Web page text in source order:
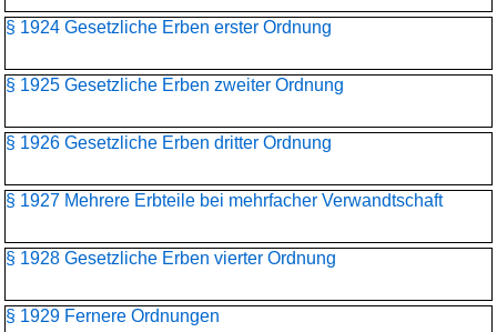
§ 1924 Gesetzliche Erben erster Ordnung
§ 1925 Gesetzliche Erben zweiter Ordnung
§ 1926 Gesetzliche Erben dritter Ordnung
§ 1927 Mehrere Erbteile bei mehrfacher Verwandtschaft
§ 1928 Gesetzliche Erben vierter Ordnung
§ 1929 Fernere Ordnungen